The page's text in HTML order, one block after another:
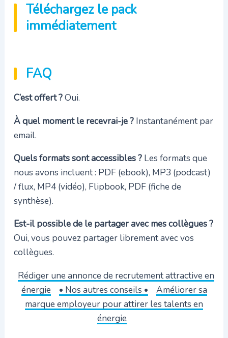
Téléchargez le pack
immédiatement
FAQ
C’est offert ?Oui.
À quel moment le recevrai-je ?Instantanément par
email.
Quels formats sont accessibles ?Les formats que
nous avons incluent : PDF (ebook), MP3 (podcast)
/ flux, MP4 (vidéo), Flipbook, PDF (fiche de
synthèse).
Est-il possible de le partager avec mes collègues ?
Oui, vous pouvez partager librement avec vos
collègues.
Rédiger une annonce de recrutement attractive en
énergie
• Nos autres conseils •
Améliorer sa
marque employeur pour attirer les talents en
énergie